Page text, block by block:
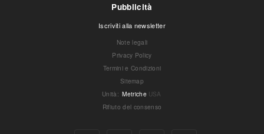
Pubblicità
Iscriviti alla newsletter
Note legali
Privacy Policy
Termini e Condizioni
Sitemap
Unità : Metriche USA
Rifiuto del consenso